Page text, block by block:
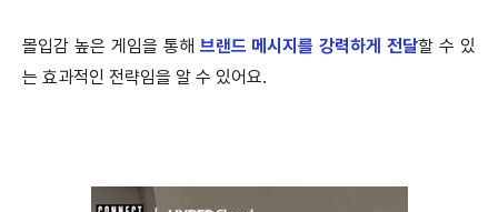
몰입감 높은 게임을 통해 브랜드 메시지를 강력하게 전달할 수 있
는 효과적인 전략임을 알 수 있어요.